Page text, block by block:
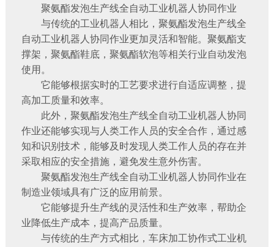
聚氨酯发泡生产线全自动工业机器人协同作业
与传统的工业机器人相比，聚氨酯发泡生产线全
自动工业机器人协同作业更加灵活和智能。聚氨酯支
撑架，聚氨酯鞋底，聚氨酯软泡等相关行业自动发泡
使用。
它能够根据实时的工艺要求进行自适应调整，提
高加工质量和效率。
此外，聚氨酯发泡生产线全自动工业机器人协同
作业还能够实现与人类工作人员的安全合作，通过感
知和识别技术，能够及时发现人类工作人员的存在并
采取相应的安全措施，避免发生意外伤害。
聚氨酯发泡生产线全自动工业机器人协同作业在
制造业领域具有广泛的应用前景。
它能够提升生产线的灵活性和生产效率，帮助企
业降低生产成本，提高产品质量。
与传统的生产方式相比，车床加工协作式工业机